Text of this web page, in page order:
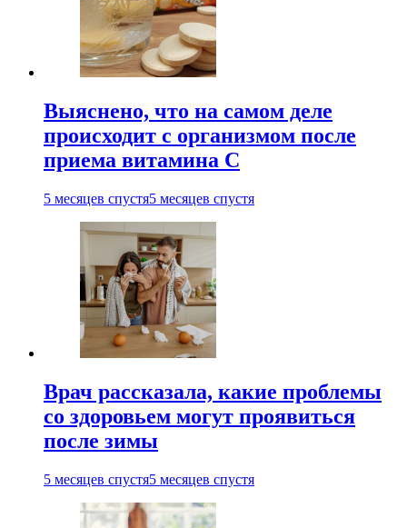
Выяснено, что на самом деле
происходит с организмом после
приема витамина С
5 месяцев спустя5 месяцев спустя
Врач рассказала, какие проблемы
со здоровьем могут проявиться
после зимы
5 месяцев спустя5 месяцев спустя